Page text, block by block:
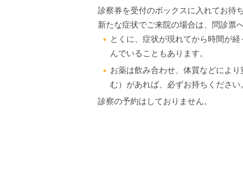
診察券を受付のボックスに入れてお待
新たな症状でご来院の場合は、問診票
とくに、症状が現れてから時間が
んでいることもあります。
お薬は飲み合わせ、体質などによ
む）があれば、必ずお持ちください
診察の予約はしておりません。